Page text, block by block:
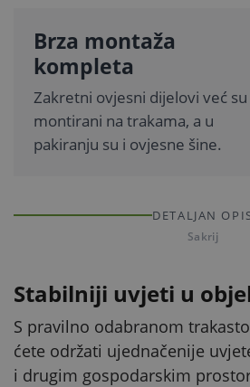
Brza montaža
kompleta
Zakretni ovjesni dijelovi već su
montirani na trakama, a u
pakiranju su i ovjesne šine.
DETALJAN
Sakrij
Stabilniji uvjeti u
S pravilno odabranom
ćete održati ujednačenije
i drugim gospodarskim